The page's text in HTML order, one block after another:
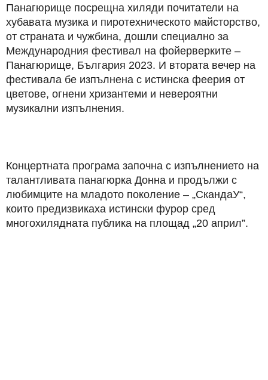
Панагюрище посрещна хиляди почитатели на
хубавата музика и пиротехническото майсторство,
от страната и чужбина, дошли специално за
Международния фестивал на фойерверките –
Панагюрище, България 2023. И втората вечер на
фестивала бе изпълнена с истинска феерия от
цветове, огнени хризантеми и невероятни
музикални изпълнения.
Концертната програма започна с изпълнението на
талантливата панагюрка Донна и продължи с
любимците на младото поколение – „СкандаУ“,
които предизвикаха истински фурор сред
многохилядната публика на площад „20 април”.